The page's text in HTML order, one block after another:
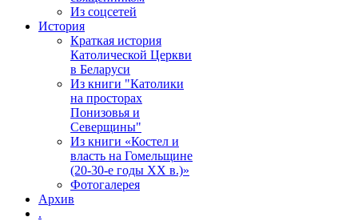
Из соцсетей
История
Краткая история
Католической Церкви
в Беларуси
Из книги "Католики
на просторах
Понизовья и
Северщины"
Из книги «Костел и
власть на Гомельщине
(20-30-е годы ХХ в.)»
Фотогалерея
Архив
.